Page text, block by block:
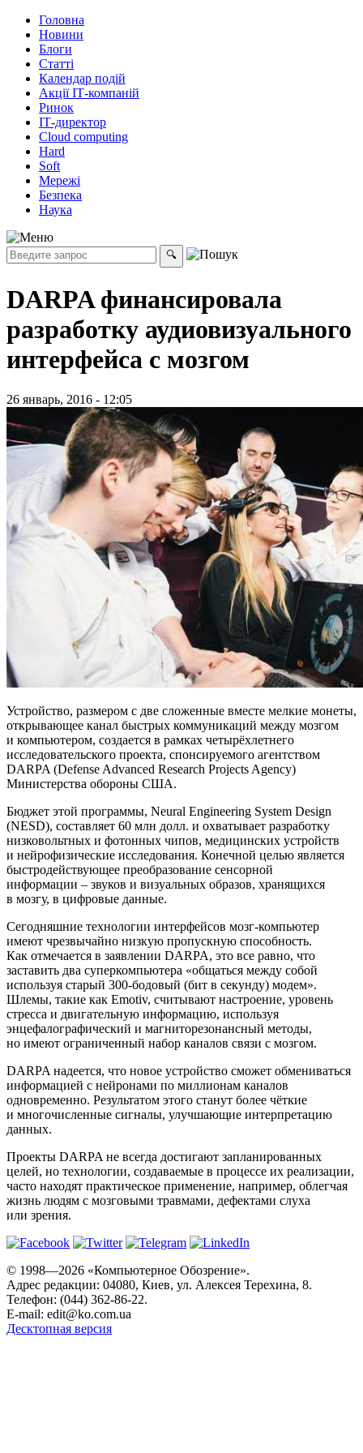
Головна
Новини
Блоги
Статті
Календар подій
Акції ІТ-компаній
Ринок
ІТ-директор
Cloud computing
Hard
Soft
Мережі
Безпека
Наука
DARPA финансировала
разработку аудиовизуального
интерфейса с мозгом
26 январь, 2016 - 12:05
Устройство, размером с две сложенные вместе мелкие монеты,
открывающее канал быстрых коммуникаций между мозгом
и компьютером, создается в рамках четырёхлетнего
исследовательского проекта, спонсируемого агентством
DARPA (Defense Advanced Research Projects Agency)
Министерства обороны США.
Бюджет этой программы, Neural Engineering System Design
(NESD), составляет 60 млн долл. и охватывает разработку
низковольтных и фотонных чипов, медицинских устройств
и нейрофизические исследования. Конечной целью является
быстродействующее преобразование сенсорной
информации – звуков и визуальных образов, хранящихся
в мозгу, в цифровые данные.
Сегодняшние технологии интерфейсов мозг-компьютер
имеют чрезвычайно низкую пропускную способность.
Как отмечается в заявлении DARPA, это все равно, что
заставить два суперкомпьютера «общаться между собой
используя старый 300-бодовый (бит в секунду) модем».
Шлемы, такие как Emotiv, считывают настроение, уровень
стресса и двигательную информацию, используя
энцефалографический и магниторезонансный методы,
но имеют ограниченный набор каналов связи с мозгом.
DARPA надеется, что новое устройство сможет обмениваться
информацией с нейронами по миллионам каналов
одновременно. Результатом этого станут более чёткие
и многочисленные сигналы, улучшающие интерпретацию
данных.
Проекты DARPA не всегда достигают запланированных
целей, но технологии, создаваемые в процессе их реализации,
часто находят практическое применение, например, облегчая
жизнь людям с мозговыми травмами, дефектами слуха
или зрения.
© 1998—2026 «Компьютерное Обозрение».
Адрес редакции: 04080, Киев, ул. Алексея Терехина, 8.
Телефон: (044) 362-86-22.
E-mail: edit@ko.com.ua
Десктопная версия